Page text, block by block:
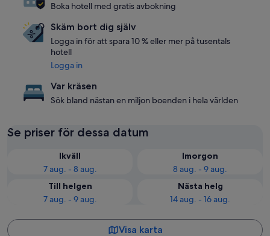
Boka hotell med gratis avbokning
Skäm bort dig själv
Logga in för att spara 10 % eller mer på tusentals
hotell
Logga in
Var kräsen
Sök bland nästan en miljon boenden i hela världen
Se priser för dessa datum
Ikväll
7 aug. - 8 aug.
Imorgon
8 aug. - 9 aug.
Till helgen
7 aug. - 9 aug.
Nästa helg
14 aug. - 16 aug.
Visa karta